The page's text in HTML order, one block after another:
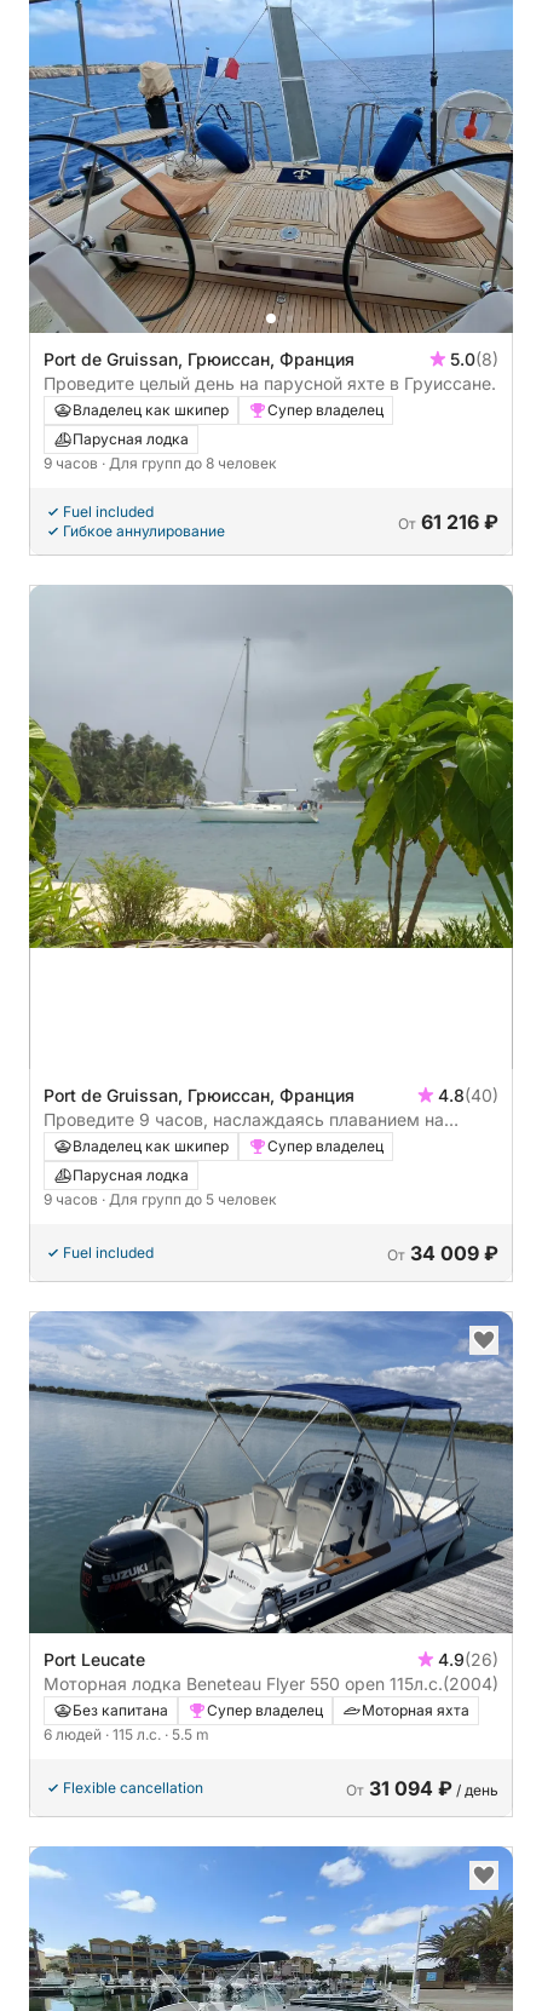
Port de Gruissan, Грюиссан, Франция 5.0(8)
Проведите целый день на парусной яхте в Груиссане.
Владелец как шкипер
Супер владелец
Парусная лодка
9 часов · Для групп до 8 человек
Fuel included
Гибкое аннулирование
От 61 216 ₽
Port de Gruissan, Грюиссан, Франция 4.8(40)
Проведите 9 часов, наслаждаясь плаванием на
парусной яхте вокруг Груиссана.
Владелец как шкипер
Супер владелец
Парусная лодка
9 часов · Для групп до 5 человек
Fuel included От 34 009 ₽
Port Leucate 4.9(26)
Моторная лодка Beneteau Flyer 550 open 115л.с.(2004)
Без капитана Супер владелец
Моторная яхта
6 людей · 115 л.с. · 5.5 m
Flexible cancellation От 31 094 ₽ / день